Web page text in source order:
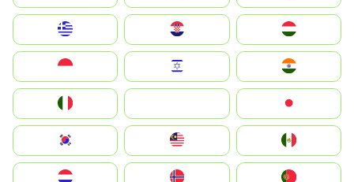
Magyarország
South Korea